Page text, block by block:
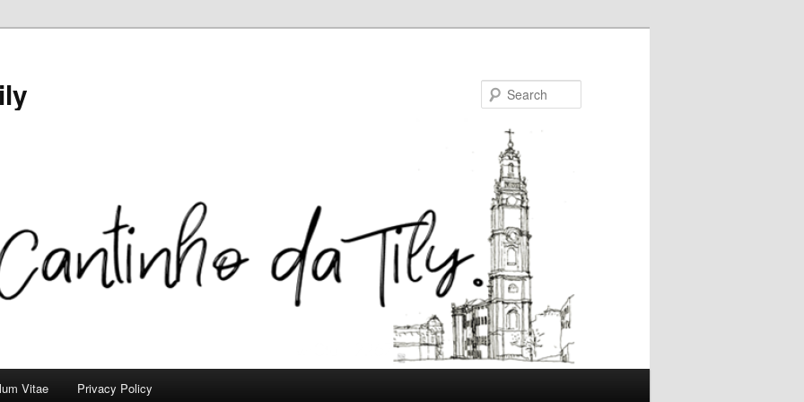
Vitae Privacy Policy